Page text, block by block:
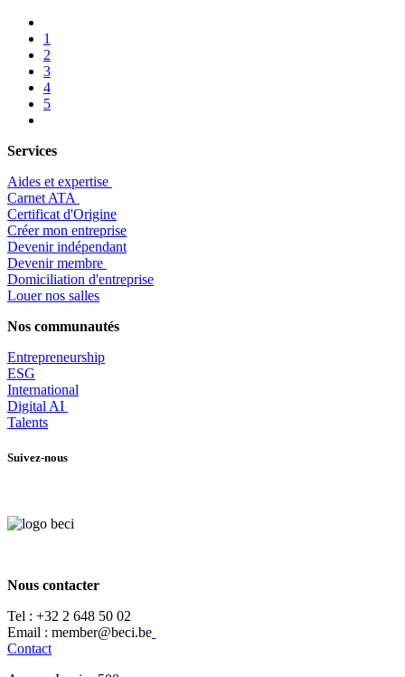
1
2
3
4
5
Services
Aides et expertise
​Carnet ATA
Certificat d'Origine
Créer mon entreprise
Devenir indépendant
Devenir membre
​Domiciliation d'entreprise
Louer nos salles
Nos communautés
Entrepreneurship
ESG
International
Digital AI
Talents
Suivez-nous
Nous contacter
Tel : +32 2 648 50 02​
​​Email : member@beci.be
Contact